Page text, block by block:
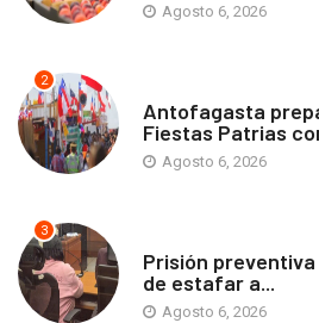
Agosto 6, 2026
2
Antofagasta
Fiestas Patrias
Agosto 6, 2026
3
Prisión
de estafar a...
Agosto 6, 2026